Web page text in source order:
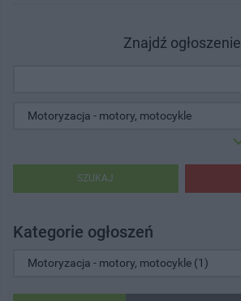
Znajdź ogłoszenie
SZUKAJ
Kategorie ogłoszeń